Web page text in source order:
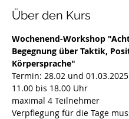
Über den Kurs
Wochenend-Workshop
Begegnung über Taktik,
Körpersprache"
Termin: 28.02 und
11.00 bis 18.00 Uhr
maximal 4 Teilnehmer
Verpflegung für die Tage